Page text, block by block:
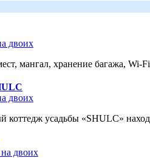
двоих
мангал, хранение багажа, Wi-
двоих
коттедж усадьбы «SHULC»
двоих